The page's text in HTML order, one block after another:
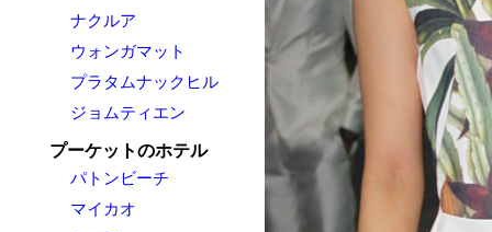
ナクルア
ウォンガマット
プラタムナックヒル
ジョムティエン
プーケットのホテル
パトンビーチ
マイカオ